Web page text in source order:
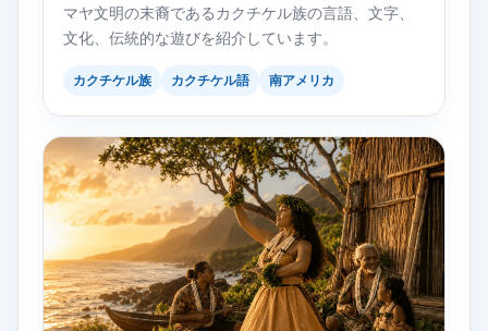
マヤ文明の末裔であるカクチケル族の言語、文字、
文化、伝統的な遊びを紹介しています。
カクチケル族 カクチケル語 南アメリカ